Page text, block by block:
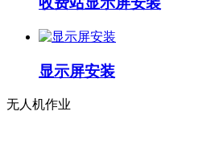
显示屏安装
无人机作业